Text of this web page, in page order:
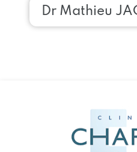
Dr Mathieu